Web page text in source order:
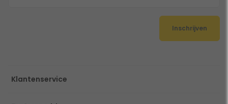
Inschrijven
Klantenservice